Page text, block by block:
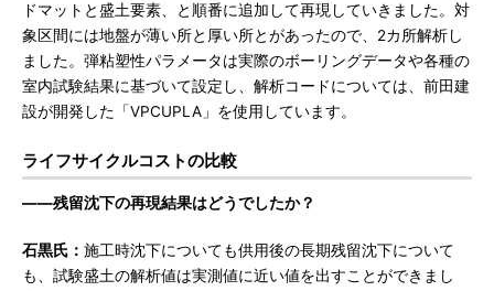
ドマットと盛土要素、と順番に追加して再現していきました。対
象区間には地盤が薄い所と厚い所とがあったので、2カ所解析し
ました。弾粘塑性パラメータは実際のボーリングデータや各種の
室内試験結果に基づいて設定し、解析コードについては、前田建
設が開発した「VPCUPLA」を使用しています。
ライフサイクルコストの比較
――残留沈下の再現結果はどうでしたか？
石黒氏： 施工時沈下についても供用後の長期残留沈下について
も、試験盛土の解析値は実測値に近い値を出すことができまし